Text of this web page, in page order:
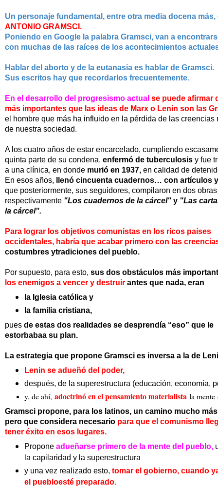
Un personaje fundamental, entre otra media docena más,
ANTONIO GRAMSCI.
Poniendo en Google la palabra Gramsci, van a
con muchas de las raíces de los acontecimientos
Hablar del aborto y de la eutanasia es hablar de Gramsci.
Sus escritos hay que recordarlos frecuentemente.
En el desarrollo del progresismo actual se puede afirmar
más importantes que las ideas de Marx o Lenin son las
el hombre que más ha influido en la pérdida de las creencias
de nuestra sociedad.
A los cuatro años de estar encarcelado, cumpliendo
quinta parte de su condena, enfermó de tuberculosis y fue
a una clínica, en donde murió en 1937, en calidad de
En esos años, llenó cincuenta cuadernos… con artículos
que posteriormente, sus seguidores, compilaron en dos
respectivamente "Los cuadernos de la cárcel" y "Las
la cárcel".
Para lograr los objetivos comunistas en los ricos países
occidentales, habría que acabar primero con las
costumbres ytradiciones del pueblo.
Por supuesto, para esto, sus dos obstáculos más
los enemigos a vencer y destruir antes que nada, eran
la Iglesia católica y
la familia cristiana,
pues de estas dos realidades se desprendía “eso” que le
estorbabaa su plan.
La estrategia que propone Gramsci es inversa a la de
Lenin se adueñó del poder,
después, de la superestructura (educación, economía,
y, de ahí, adoctrinó en el pensamiento materialista la mente
Gramsci propone, para los latinos, un camino mucho
pero que considera necesario para que el comunismo
tener éxito en esos lugares.
Propone adueñarse primero de la mente del pueblo,
la capilaridad y la superestructura
y una vez realizado esto, tomar el gobierno, cuando
el puebloesté preparado.